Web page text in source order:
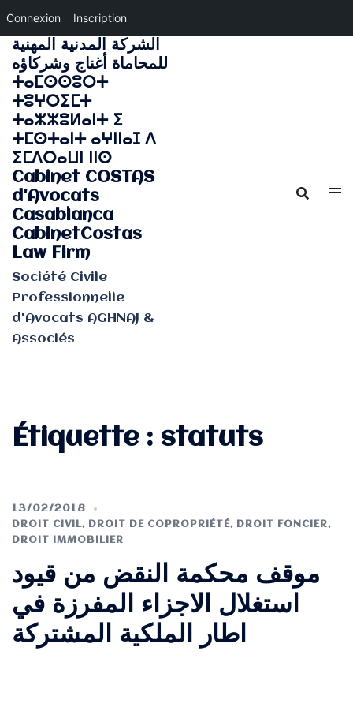
Connexion Inscription
Aller
au
contenu
الشركة المدنية المهنية
للمحاماة أغناج وشركاؤه
ⵜⴰⵎⵙⵙⵓⵔⵜ
ⵜⵓⵖⵔⵉⵎⵜ
ⵜⴰⵣⵣⵓⵍⴰⵏⵜ ⵉ
ⵜⵎⵙⵜⴰⵏⵜ ⴰⵖⵏⵏⴰⵊ ⴷ
ⵉⵎⴷⵔⴰⵡⵏ ⵏⵏⵙ
Cabinet COSTAS
d'Avocats
Casablanca
CabinetCostas
Law Firm
Société Civile
Professionnelle
d'Avocats AGHNAJ &
Associés
Étiquette : statuts
13/02/2018
DROIT CIVIL, DROIT DE COPROPRIÉTÉ, DROIT FONCIER,
DROIT IMMOBILIER
موقف محكمة النقض من قيود
استغلال الاجزاء المفرزة في
اطار الملكية المشتركة